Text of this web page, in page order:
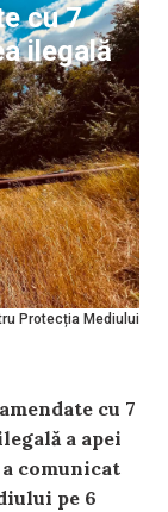
Protecția Mediului
cu 7
ilegală
cu 7
a apei
comunicat
pe 6